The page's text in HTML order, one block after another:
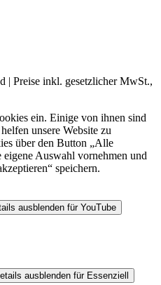
| Preise inkl. gesetzlicher MwSt.,
ein. Einige von ihnen sind
unsere Website zu
über den Button „Alle
Auswahl vornehmen und
speichern.
ausblenden für YouTube
ausblenden für Essenziell